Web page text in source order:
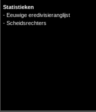
Statistieken
- Eeuwige eredivisieranglijst
- Scheidsrechters